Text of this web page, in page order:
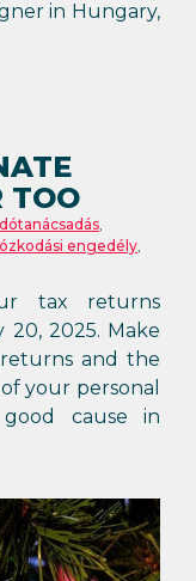
in Hungary,
TOO
,
engedély,
tax returns
20, 2025. Make
and the
your personal
cause in